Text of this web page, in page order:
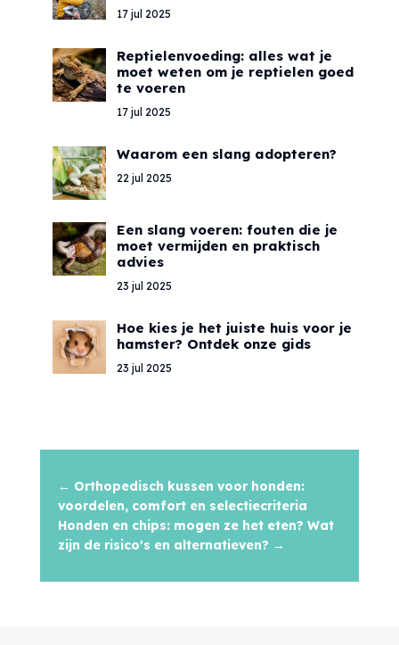
17 jul 2025
Reptielenvoeding: alles wat je
moet weten om je reptielen goed
te voeren
17 jul 2025
Waarom een slang adopteren?
22 jul 2025
Een slang voeren: fouten die je
moet vermijden en praktisch
advies
23 jul 2025
Hoe kies je het juiste huis voor je
hamster? Ontdek onze gids
23 jul 2025
← Orthopedisch kussen voor honden:
voordelen, comfort en selectiecriteria
Honden en chips: mogen ze het eten? Wat
zijn de risico's en alternatieven? →